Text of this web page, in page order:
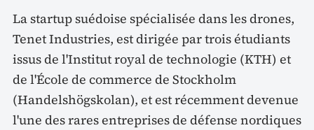
La startup suédoise spécialisée dans les drones,
Tenet Industries, est dirigée par trois étudiants
issus de l'Institut royal de technologie (KTH) et
de l'École de commerce de Stockholm
(Handelshögskolan), et est récemment devenue
l'une des rares entreprises de défense nordiques